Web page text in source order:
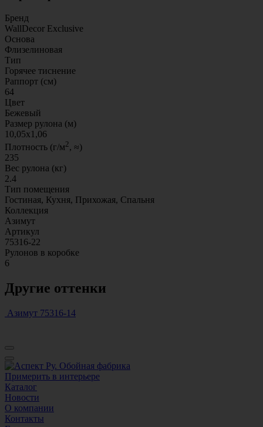
Бренд
WallDecor Exclusive
Основа
Флизелиновая
Тип
Горячее тиснение
Раппорт (см)
64
Цвет
Бежевый
Размер рулона (м)
10,05x1,06
Плотность (г/м2, ≈)
235
Вес рулона (кг)
2.4
Тип помещения
Гостиная, Кухня, Прихожая, Спальня
Коллекция
Азимут
Артикул
75316-22
Рулонов в коробке
6
Другие оттенки
Азимут 75316-14
Примерить в интерьере
Каталог
Новости
О компании
Контакты